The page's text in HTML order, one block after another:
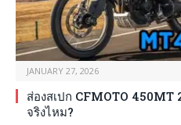
JANUARY 27, 2026
ส่องสเปก CFMOTO 450MT
จริงไหม?